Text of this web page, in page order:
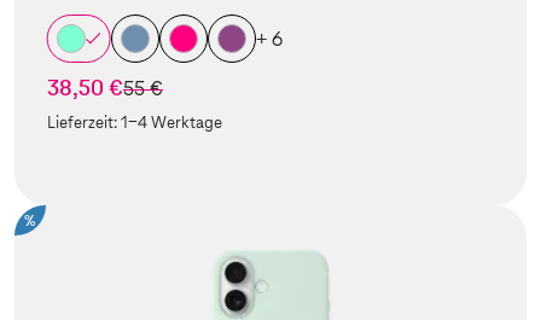
+ 6
38,50 €statt
55 €
Lieferzeit:1-4 Werktage
%